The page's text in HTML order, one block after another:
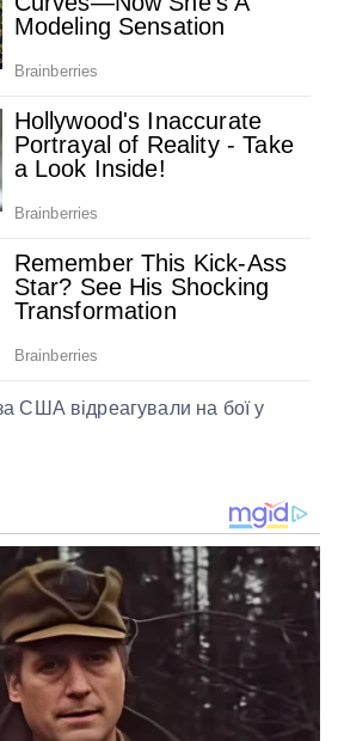
США відреагували на бої у